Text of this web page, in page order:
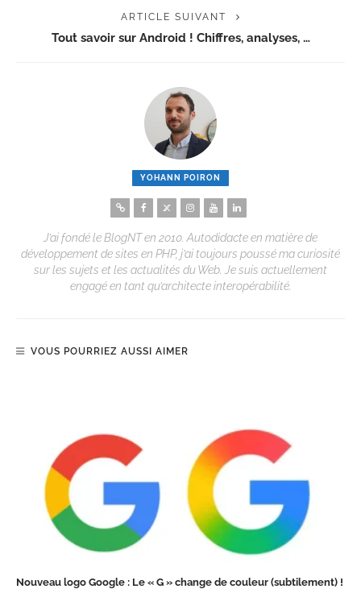
ARTICLE SUIVANT
Tout savoir sur Android ! Chiffres, analyses, …
YOHANN POIRON
J’ai fondé le BlogNT en 2010. Autodidacte en matière de
développement de sites en PHP, j’ai toujours poussé ma curiosité
sur les sujets et les actualités du Web. Je suis actuellement
engagé en tant qu’architecte interopérabilité.
VOUS POURRIEZ AUSSI AIMER
Nouveau logo Google : Le « G » change de couleur (subtilement) !